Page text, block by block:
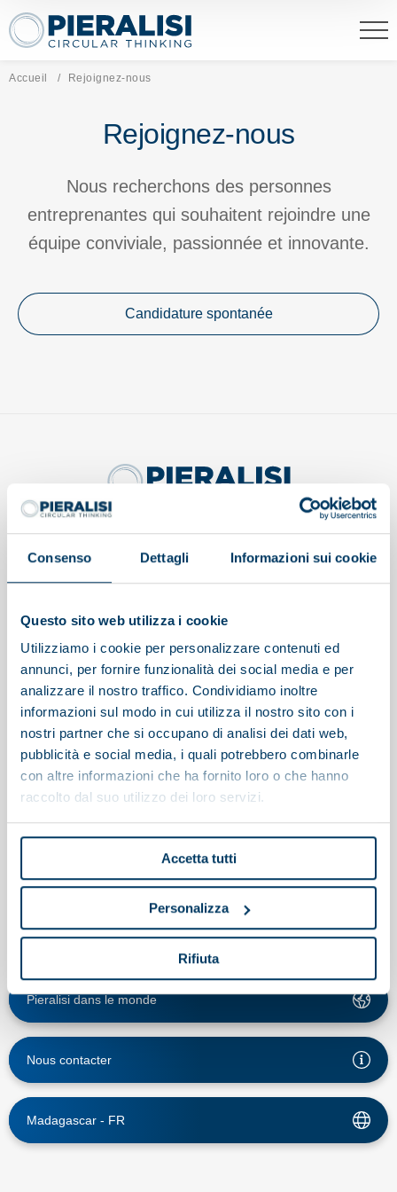
Consenso Dettagli Informazioni sui cookie
Questo sito web utilizza i cookie
Utilizziamo i cookie per personalizzare contenuti ed
annunci, per fornire funzionalità dei social media e per
analizzare il nostro traffico. Condividiamo inoltre
informazioni sul modo in cui utilizza il nostro sito con i
nostri partner che si occupano di analisi dei dati web,
pubblicità e social media, i quali potrebbero combinarle
con altre informazioni che ha fornito loro o che hanno
raccolto dal suo utilizzo dei loro servizi.
Accetta tutti
Personalizza
Rifiuta
Pieralisi Maip Spa
Accueil Page actuelle:
Rejoignez-nous
Rejoignez-nous
Nous recherchons des personnes
entreprenantes qui souhaitent rejoindre une
équipe conviviale, passionnée et innovante.
Candidature spontanée
Pieralisi
Applications
Assistance
Projets
Pieralisi dans le monde
Nous contacter
Madagascar - FR